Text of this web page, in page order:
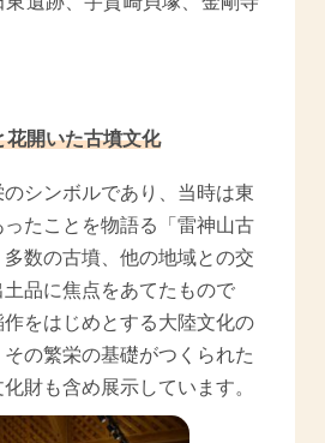
花開いた古墳文化
シンボルであり、当時は東
たことを物語る「雷神山古
数の古墳、他の地域との交
品に焦点をあてたもので
をはじめとする大陸文化の
の繁栄の基礎がつくられた
財も含め展示しています。